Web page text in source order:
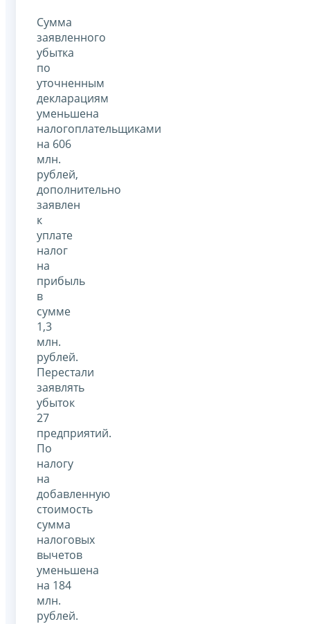
Сумма
заявленного
убытка
по
уточненным
декларациям
уменьшена
налогоплательщиками
на 606
млн.
рублей,
дополнительно
заявлен
к
уплате
налог
на
прибыль
в
сумме
1,3
млн.
рублей.
Перестали
заявлять
убыток
27
предприятий.
По
налогу
на
добавленную
стоимость
сумма
налоговых
вычетов
уменьшена
на 184
млн.
рублей.